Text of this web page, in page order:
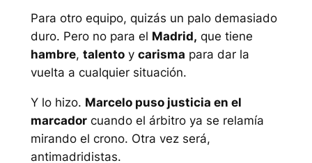
Para otro equipo, quizás un palo demasiado
duro. Pero no para el Madrid, que tiene
hambre, talentoy carisma para dar la
vuelta a cualquier situación.
Y lo hizo. Marcelo puso justicia en el
marcadorcuando el árbitro ya se relamía
mirando el crono. Otra vez será,
antimadridistas.